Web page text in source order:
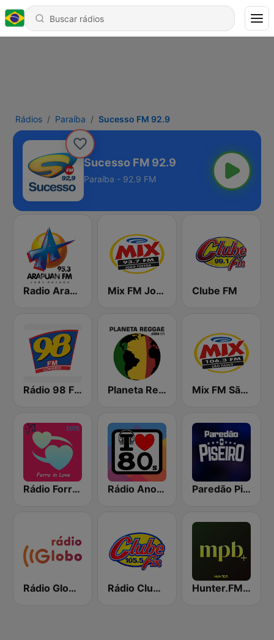
Rádios Paraíba Sucesso FM 92.9
Sucesso FM 92.9
Paraíba - 92.9 FM
Radio Arapuan - João Pessoa Mix FM João Pessoa Clube FM
Rádio 98 FM Correio Planeta Reggae Mix FM São Paulo
Rádio Forró in Love Rádio Anos 80 Paredão Piseiro
Rádio Globo RJ Rádio Clube FM - Brasília 105.5 Hunter.FM - MPB